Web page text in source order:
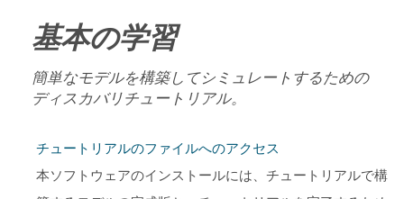
基本の学習
簡単なモデルを構築してシミュレートするための
ディスカバリチュートリアル。
チュートリアルのファイルへのアクセス
本ソフトウェアのインストールには、チュートリアルで構